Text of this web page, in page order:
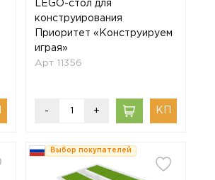
LEGO-стол для
конструирования
Приоритет «Конструируем
играя»
Арт 11356
- +
Выбор покупателей